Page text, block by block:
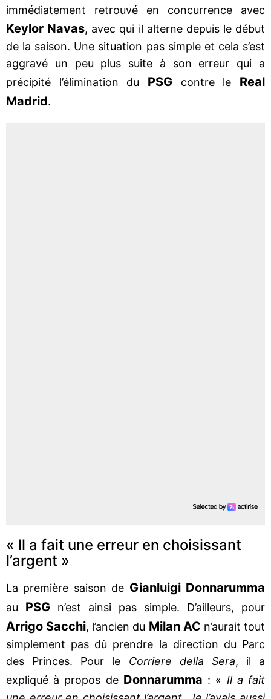
immédiatement retrouvé en concurrence avec
Keylor Navas, avec qui il alterne depuis le début
de la saison. Une situation pas simple et cela s’est
aggravé un peu plus suite à son erreur qui a
précipité l’élimination du PSG contre le Real
Madrid.
« Il a fait une erreur en choisissant
l’argent »
La première saison de Gianluigi Donnarumma
au PSG n’est ainsi pas simple. D’ailleurs, pour
Arrigo Sacchi, l’ancien du Milan AC n’aurait tout
simplement pas dû prendre la direction du Parc
des Princes. Pour le Corriere della Sera, il a
expliqué à propos de Donnarumma : « Il a fait